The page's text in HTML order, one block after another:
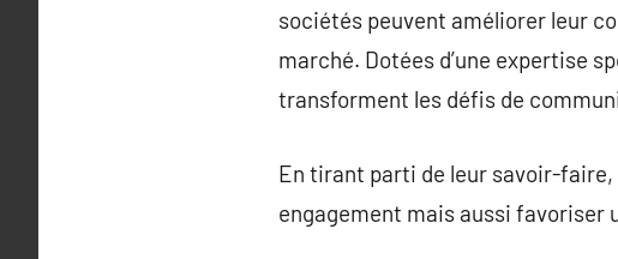
sociétés peuvent améliorer leur
marché. Dotées d’une expertise
transforment les défis de
En tirant parti de leur savoir-
engagement mais aussi favoriser